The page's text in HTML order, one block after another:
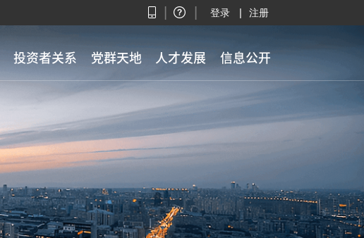
登录 | 注册
投资者关系 党群天地 人才发展 信息公开